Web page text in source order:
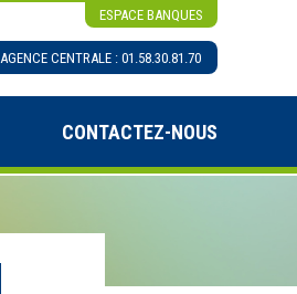
ESPACE BANQUES
AGENCE CENTRALE : 01.58.30.81.70
CONTACTEZ-NOUS